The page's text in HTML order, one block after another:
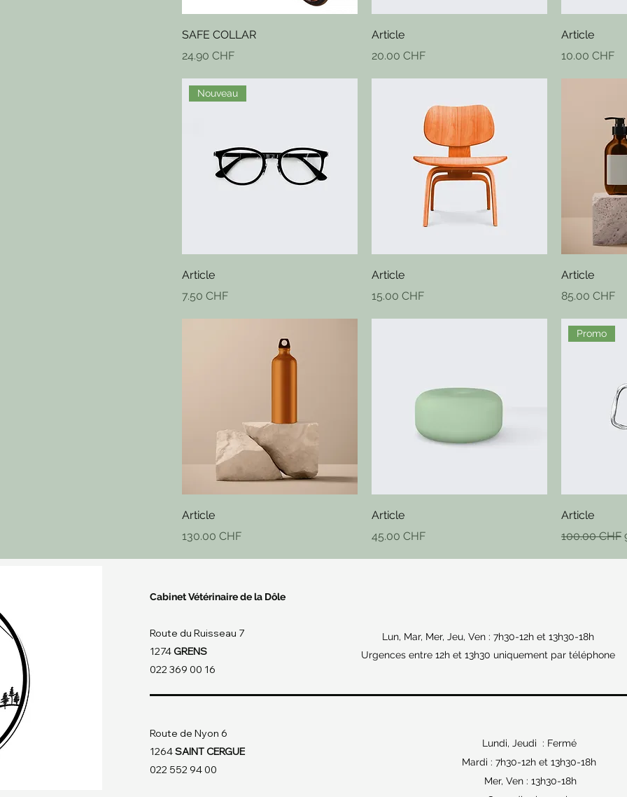
SAFE COLLAR
Prix
24.90 CHF
Article
Prix
20.00 CHF
Article
Prix
10.00 CHF
Nouveau
Article
Prix
7.50 CHF
Article
Prix
15.00 CHF
Article
Prix
85.00 CHF
Article
Prix
130.00 CHF
Article
Prix
45.00 CHF
Promo
Article
Prix original
100.00 CHF
Cabinet Vétérinaire de la Dôle
Route du Ruisseau 7
1274GRENS
022 369 00 16
Lun, Mar, Mer, Jeu, Ven : 7h30-12h et 13h30-18h
Urgences entre 12h et 13h30 uniquement par téléphone
Lundi, Jeudi : Fermé
Mardi : 7h30-12h et 13h30-18h
Mer, Ven : 13h30-18h
Route de Nyon 6
1264SAINT CERGUE
022 552 94 00